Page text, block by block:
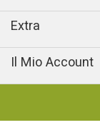
Extra
Il Mio Account